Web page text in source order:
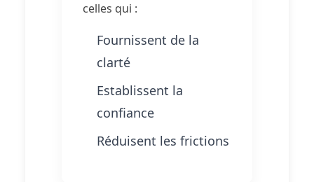
celles qui :
Fournissent de la
clarté
Establissent la
confiance
Réduisent les frictions